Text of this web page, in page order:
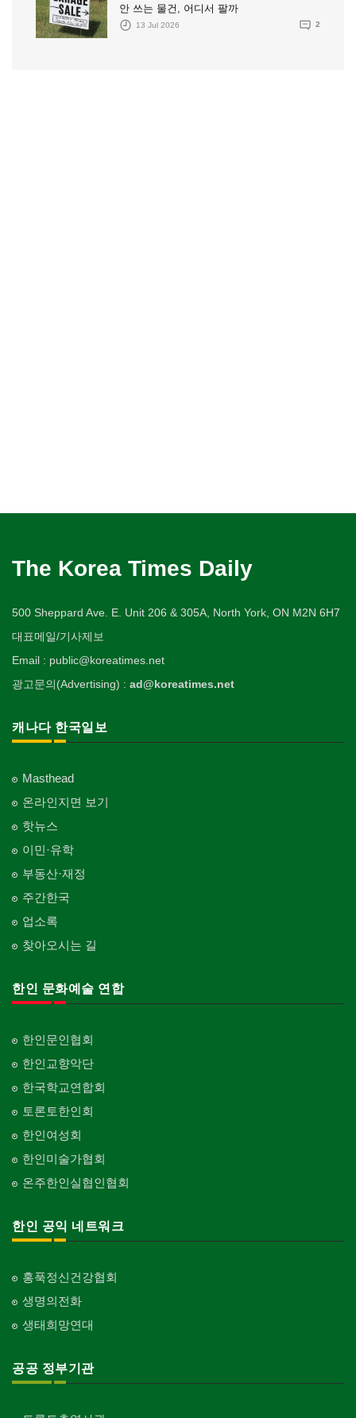
안 쓰는 물건, 어디서 팔까
13 Jul 2026 2
The Korea Times Daily
500 Sheppard Ave. E. Unit 206 & 305A, North York, ON M2N 6H7
대표메일/기사제보
Email : public@koreatimes.net
광고문의(Advertising) : ad@koreatimes.net
캐나다 한국일보
Masthead
온라인지면 보기
핫뉴스
이민·유학
부동산·재정
주간한국
업소록
찾아오시는 길
한인 문화예술 연합
한인문인협회
한인교향악단
한국학교연합회
토론토한인회
한인여성회
한인미술가협회
온주한인실협인협회
한인 공익 네트워크
홍푹정신건강협회
생명의전화
생태희망연대
공공 정부기관